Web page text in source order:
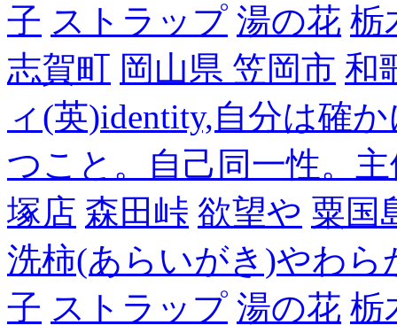
子 ストラップ 湯の花 栃
志賀町 岡山県 笠岡市 和
ィ(英)identity,自分は確
つこと。自己同一性。
塚店 森田峠 欲望や 粟国
洗柿(あらいがき)やわ
子 ストラップ 湯の花 栃